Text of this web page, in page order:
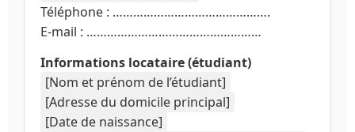
Téléphone : ……………………………………….
E-mail : ……………………………………………
Informations locataire (étudiant)
[Nom et prénom de l’étudiant]
[Adresse du domicile principal]
[Date de naissance]